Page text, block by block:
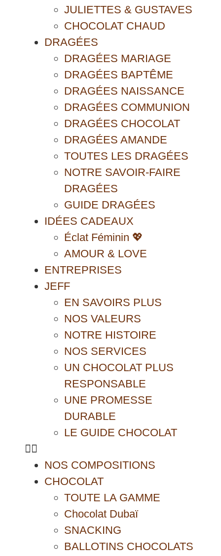
JULIETTES & GUSTAVES
CHOCOLAT CHAUD
DRAGÉES
DRAGÉES MARIAGE
DRAGÉES BAPTÊME
DRAGÉES NAISSANCE
DRAGÉES COMMUNION
DRAGÉES CHOCOLAT
DRAGÉES AMANDE
TOUTES LES DRAGÉES
NOTRE SAVOIR-FAIRE
DRAGÉES
GUIDE DRAGÉES
IDÉES CADEAUX
Éclat Féminin 💖
AMOUR & LOVE
ENTREPRISES
JEFF
EN SAVOIRS PLUS
NOS VALEURS
NOTRE HISTOIRE
NOS SERVICES
UN CHOCOLAT PLUS
RESPONSABLE
UNE PROMESSE
DURABLE
LE GUIDE CHOCOLAT
NOS COMPOSITIONS
CHOCOLAT
TOUTE LA GAMME
Chocolat Dubaï
SNACKING
BALLOTINS CHOCOLATS